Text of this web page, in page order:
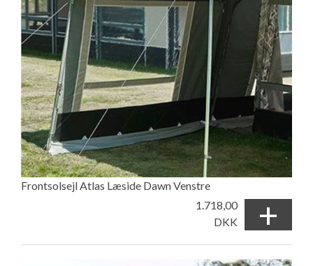
Frontsolsejl Atlas Læside Dawn Venstre
1.718,00
DKK
+